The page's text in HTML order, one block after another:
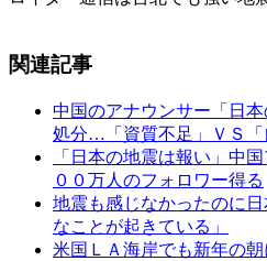
関連記事
中国のアナウンサー「日
処分…「資質不足」ＶＳ「
「日本の地震は報い」中
００万人のフォロワー得る
地震も感じなかったのに
なことが起きている」
米国ＬＡ海岸でも新年の